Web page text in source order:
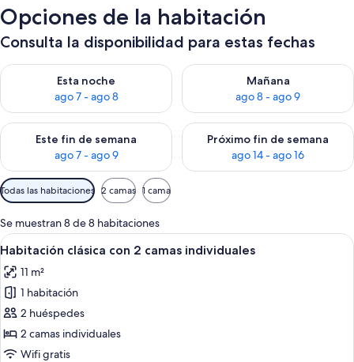
Opciones de la habitación
Consulta la disponibilidad para estas fechas
Esta noche
ago 7 - ago 8
Consulta la disponibilidad para esta noche, ago 7 - ago 8
Mañana
ago 8 - ago 9
Consulta la disponibilidad
Este fin de semana
ago 7 - ago 9
Consulta la disponibilidad para este fin de semana, ago 7 -
Próximo fin de semana
ago 14 - ago 16
Consulta la disponibilidad
Filtros
disponibles
para
las
habitaciones
Todas las habitaciones 2 camas 1 cama
Se muestran 8 de 8 habitaciones
Abrir
todas
las
fotos
de
Habitación
clásica
Una habitación de hotel con dos
3
Habitación clásica con 2 camas individuales
11 m²
1 habitación
2 huéspedes
2 camas individuales
Wifi gratis